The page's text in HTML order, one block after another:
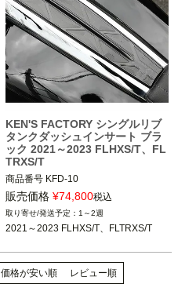
KEN'S FACTORY シングルリブ
タンクダッシュインサート ブラ
ック 2021～2023 FLHXS/T、FL
TRXS/T
商品番号 KFD-10
2021～2023 FLHXS、FLHXST、FLT
HogWorkz(ホグワークズ)
販売価格 ¥74,800税込
1～2週
2021～2023 FLHXS/T、FLTRXS/T
価格が安い順 レビュー順